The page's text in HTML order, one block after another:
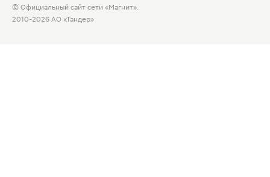
© Официальный сайт сети «Магнит».
2010-2026 АО «Тандер»